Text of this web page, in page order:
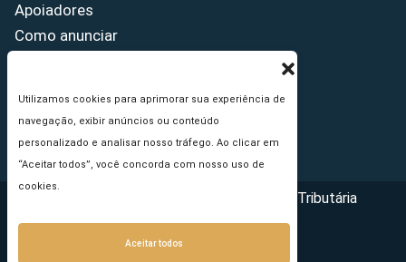
Utilizamos cookies para aprimorar sua experiência de
navegação, exibir anúncios ou conteúdo
personalizado e analisar nosso tráfego. Ao clicar em
“Aceitar todos”, você concorda com nosso uso de
cookies.
Aceitar todos
Apoiadores
Como anunciar
Princípios Editoriais
Copyright © 2026 - Portal da Reforma Tributária